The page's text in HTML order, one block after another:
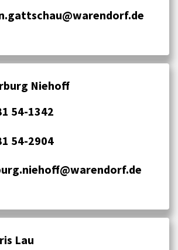
Niehoff
54-1342
54-2904
Lau